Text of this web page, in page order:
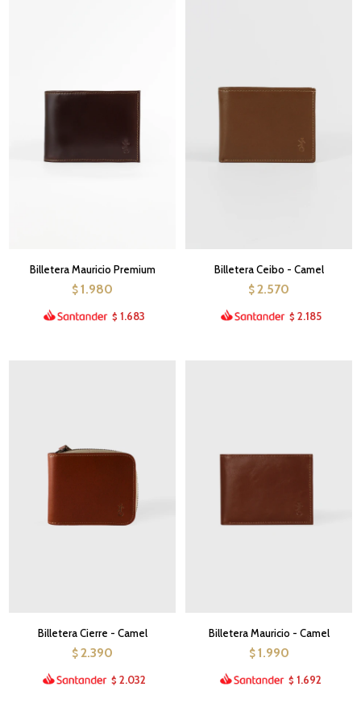
Billetera Mauricio Premium
$ 1.980
$ 1.683
Billetera Ceibo - Camel
$ 2.570
$ 2.185
Billetera Cierre - Camel
$ 2.390
$ 2.032
Billetera Mauricio - Camel
$ 1.990
$ 1.692